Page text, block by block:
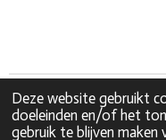
Deze website gebruikt
doeleinden en/of het
gebruik te blijven maken